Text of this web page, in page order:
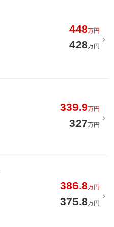
448万円
428万円
339.9万円
327万円
386.8万円
375.8万円